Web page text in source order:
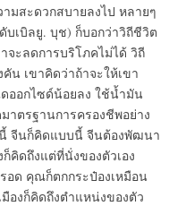
มสะดวกสบายลงไป หลายๆ
บเบิลยู. บุช) ก็บอกว่าวิถีชีวิต
จะลดการบริโภคไม่ได้ วิถี
น เขาคิดว่าถ้าจะให้เขา
ออกไซด์น้อยลง ใช้น้ำมัน
าตรฐานการครองชีพอย่าง
นี้ จีนก็คิดแบบนี้ จีนต้องพัฒนา
คิดถึงแต่ที่นั่งของตัวเอง
อด คุณก็ตกกระป๋องเหมือน
องก็คิดถึงตำแหน่งของตัว